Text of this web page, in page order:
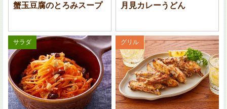
ボウルに (A) を入れて泡だて器でよく混ぜる。 1 の具
蟹玉豆腐のとろみスープ 月見カレーうどん
サラダ グリル